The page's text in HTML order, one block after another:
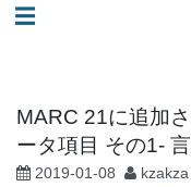
コ☰
MARC 21に追加
ータ項目 その1-
2019-01-08 kzakza